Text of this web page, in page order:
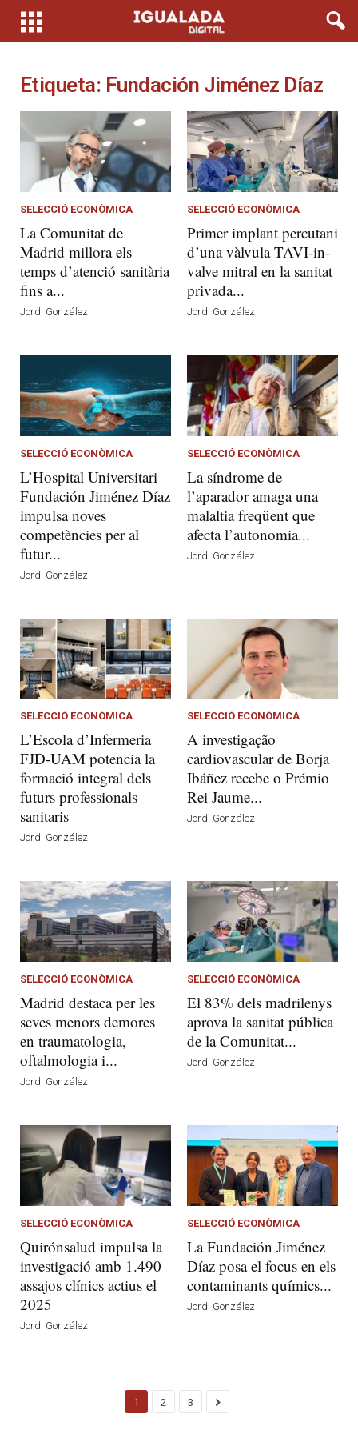
Etiqueta: Fundación Jiménez Díaz
SELECCIÓ ECONÒMICA
La Comunitat de
Madrid millora els
temps d’atenció sanitària
fins a...
Jordi González
SELECCIÓ ECONÒMICA
Primer implant percutani
d’una vàlvula TAVI-in-
valve mitral en la sanitat
privada...
Jordi González
SELECCIÓ ECONÒMICA
L’Hospital Universitari
Fundación Jiménez Díaz
impulsa noves
competències per al
futur...
Jordi González
SELECCIÓ ECONÒMICA
La síndrome de
l’aparador amaga una
malaltia freqüent que
afecta l’autonomia...
Jordi González
SELECCIÓ ECONÒMICA
L’Escola d’Infermeria
FJD-UAM potencia la
formació integral dels
futurs professionals
sanitaris
Jordi González
SELECCIÓ ECONÒMICA
A investigação
cardiovascular de Borja
Ibáñez recebe o Prémio
Rei Jaume...
Jordi González
SELECCIÓ ECONÒMICA
Madrid destaca per les
seves menors demores
en traumatologia,
oftalmologia i...
Jordi González
SELECCIÓ ECONÒMICA
El 83% dels madrilenys
aprova la sanitat pública
de la Comunitat...
Jordi González
SELECCIÓ ECONÒMICA
Quirónsalud impulsa la
investigació amb 1.490
assajos clínics actius el
2025
Jordi González
SELECCIÓ ECONÒMICA
La Fundación Jiménez
Díaz posa el focus en els
contaminants químics...
Jordi González
1 2 3